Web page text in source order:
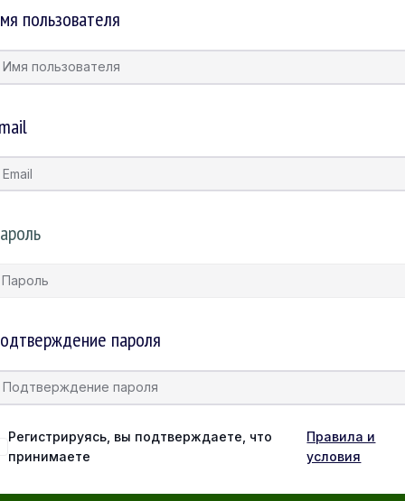
пользователя
пароля
Регистрируясь, вы подтверждаете, что
принимаете
Правила и
условия